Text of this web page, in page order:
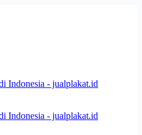
Indonesia - jualplakat.id
Indonesia - jualplakat.id